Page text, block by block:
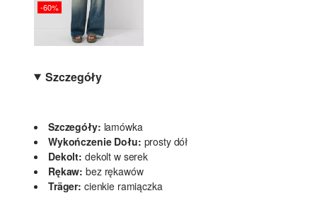
-60%
Szczegóły
Szczegóły: lamówka
Wykończenie Dołu: prosty dół
Dekolt: dekolt w serek
Rękaw: bez rękawów
Träger: cienkie ramiączka